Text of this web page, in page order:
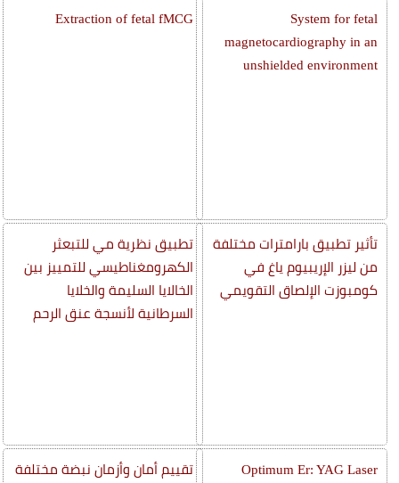
System for fetal
magnetocardiography in an
unshielded environment
تأثير تطبيق بارامترات مختلفة
من ليزر الإريبيوم ياغ في
كومبوزت الإلصاق التقويمي
Optimum Er: YAG Laser
Extraction of fetal fMCG
تطبيق نظرية مي للتبعثر
الكهرومغناطيسي للتمييز بين
الخالايا السليمة والخلايا
السرطانية لأنسجة عنق الرحم
تقييم أمان وأزمان نبضة مختلفة